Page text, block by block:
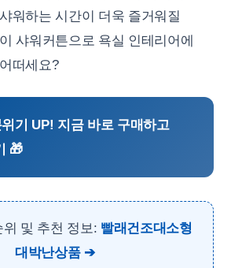
워하는 시간이 더욱 즐거워질
샤워커튼으로 욕실 인테리어에
떠세요?
기 UP! 지금 바로 구매하고
🎁
및 추천 정보: 빨래건조대소형
대박난상품